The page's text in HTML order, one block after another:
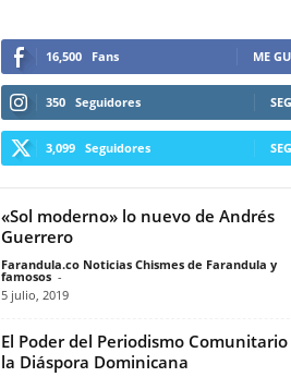
16,500 Fans ME
350 Seguidores
3,099 Seguidores
«Sol moderno» lo nuevo de Andrés
Guerrero
Farandula.co Noticias Chismes de Farandula y
famosos -
5 julio, 2019
El Poder del Periodismo
la Diáspora Dominicana